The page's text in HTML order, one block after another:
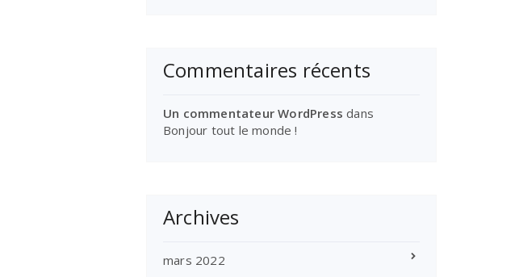
Commentaires récents
Un commentateur WordPress dans
Bonjour tout le monde !
Archives
mars 2022